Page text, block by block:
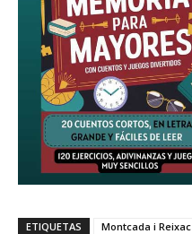
ETIQUETAS Montcada i Reixac